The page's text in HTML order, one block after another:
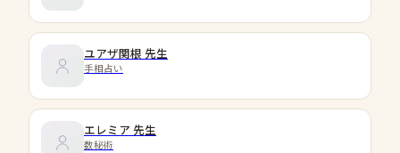
ユアザ関根 先生
手相占い
エレミア 先生
数秘術